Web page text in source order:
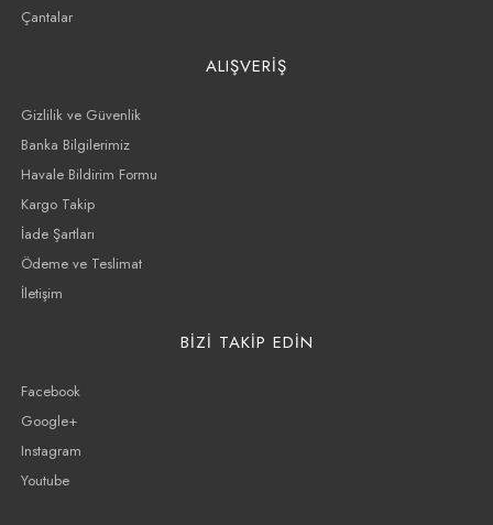
Çantalar
ALIŞVERİŞ
Gizlilik ve Güvenlik
Banka Bilgilerimiz
Havale Bildirim Formu
Kargo Takip
İade Şartları
Ödeme ve Teslimat
İletişim
BİZİ TAKİP EDİN
Facebook
Google+
Instagram
Youtube